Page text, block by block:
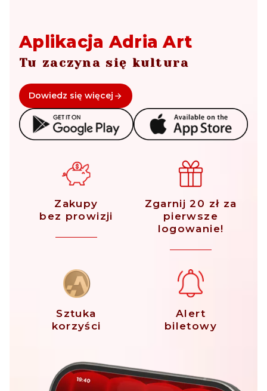
Aplikacja Adria Art
Tu zaczyna się kultura
Dowiedz się więcej
Zakupy
bez prowizji
Zgarnij 20 zł za
pierwsze
logowanie!
Sztuka
korzyści
Alert
biletowy